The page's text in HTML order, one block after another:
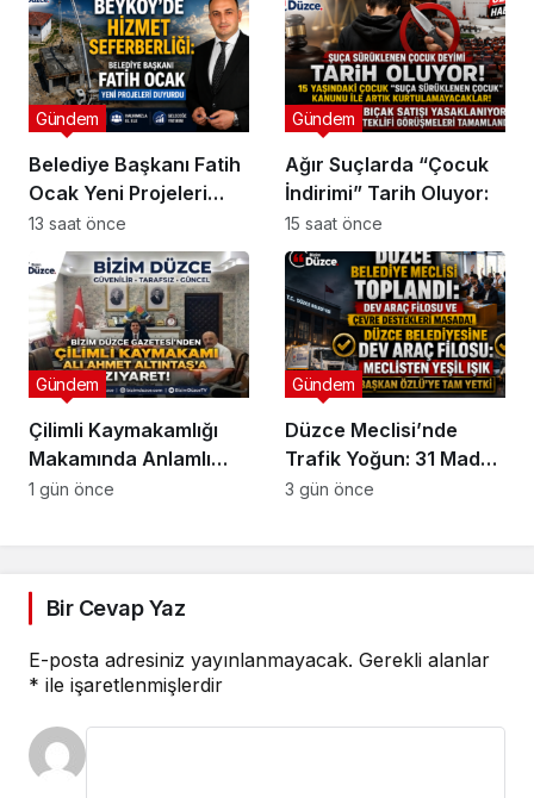
Belediye Başkanı Fatih
Ocak Yeni Projeleri
Duyurdu
Gündem
13 saat önce
Ağır Suçlarda “Çocuk
İndirimi” Tarih Oluyor:
Gündem
15 saat önce
Çilimli Kaymakamlığı
Makamında Anlamlı
Buluşma
Gündem
1 gün önce
Düzce Meclisi’nde
Trafik Yoğun: 31 Madde
Masaya Yatırıldı
Gündem
3 gün önce
Bir Cevap Yaz
E-posta adresiniz yayınlanmayacak. Gerekli alanlar
* ile işaretlenmişlerdir